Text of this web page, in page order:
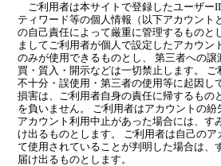
ご利用者は本サイトで登録したユーザー
ティワード等の個人情報（以下アカウント
の自己責任によって厳重に管理するものと
ましてご利用者が個人で設定したアカウン
のみが使用できるものとし、 第三者への
買・質入・開示などは一切禁止します。
不十分・誤使用・第三者の使用等に起因し
損害は、ご利用者自身の責任に帰するもの
を負いません。 ご利用者はアカウントの
アカウント利用中止があった場合には、す
け出るものとします。 ご利用者は自己のア
て使用されていることが判明した場合は、
届け出るものとします。